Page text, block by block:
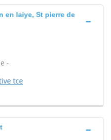
en laiye, St pierre de
-
tce